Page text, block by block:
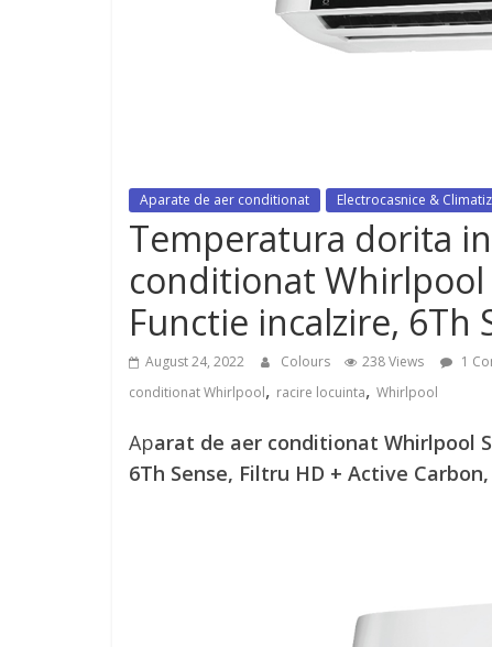
dispozitiv pentru tonifiere muschi
Aparate de aer conditionat Electrocasnice &
Temperatura dorita
conditionat Whirlpool
Functie incalzire, 6Th
August 24, 2022 Colours 238 Views 1
conditionat Whirlpool, racire locuinta, Whirlpool
Aparat de aer conditionat Whirlpool
6Th Sense, Filtru HD + Active Carbon,